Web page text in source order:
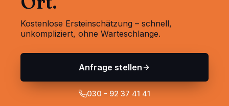
Kostenlose Ersteinschätzung – schnell,
unkompliziert, ohne Warteschlange.
Anfrage stellen
030 - 92 37 41 41